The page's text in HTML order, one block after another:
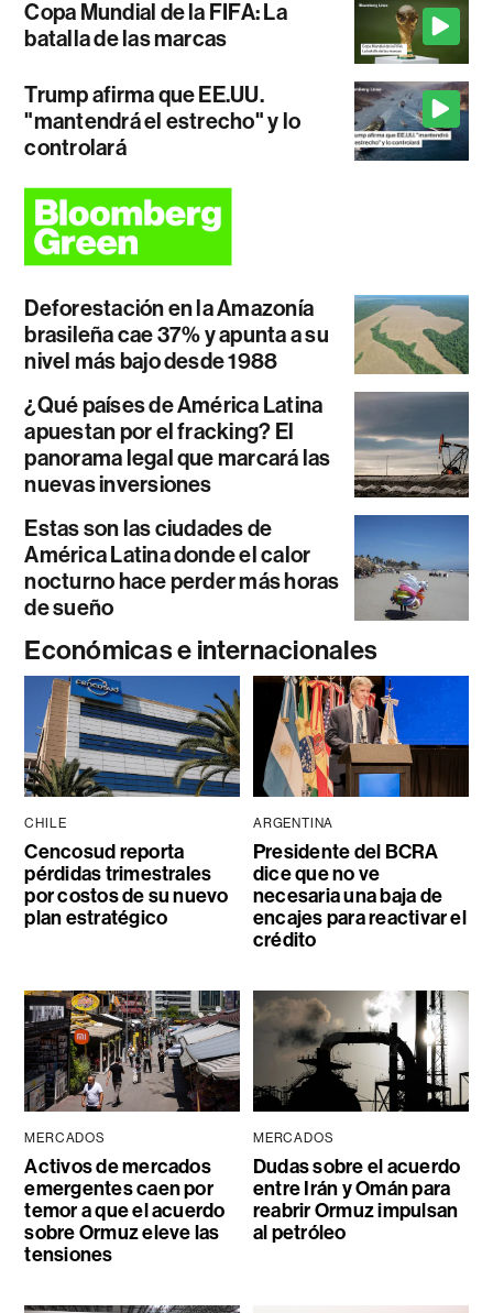
Copa Mundial de la FIFA: La
batalla de las marcas
Trump afirma que EE.UU.
"mantendrá el estrecho" y lo
controlará
Deforestación en la Amazonía
brasileña cae 37% y apunta a su
nivel más bajo desde 1988
¿Qué países de América Latina
apuestan por el fracking? El
panorama legal que marcará las
nuevas inversiones
Estas son las ciudades de
América Latina donde el calor
nocturno hace perder más horas
de sueño
Económicas e internacionales
CHILE
Cencosud reporta
pérdidas trimestrales
por costos de su nuevo
plan estratégico
ARGENTINA
Presidente del BCRA
dice que no ve
necesaria una baja de
encajes para reactivar el
crédito
MERCADOS
Activos de mercados
emergentes caen por
temor a que el acuerdo
sobre Ormuz eleve las
tensiones
MERCADOS
Dudas sobre el acuerdo
entre Irán y Omán para
reabrir Ormuz impulsan
al petróleo